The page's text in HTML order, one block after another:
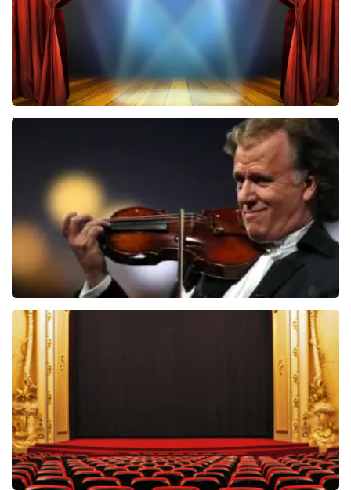
BEKIJKEN
Andre Rieu